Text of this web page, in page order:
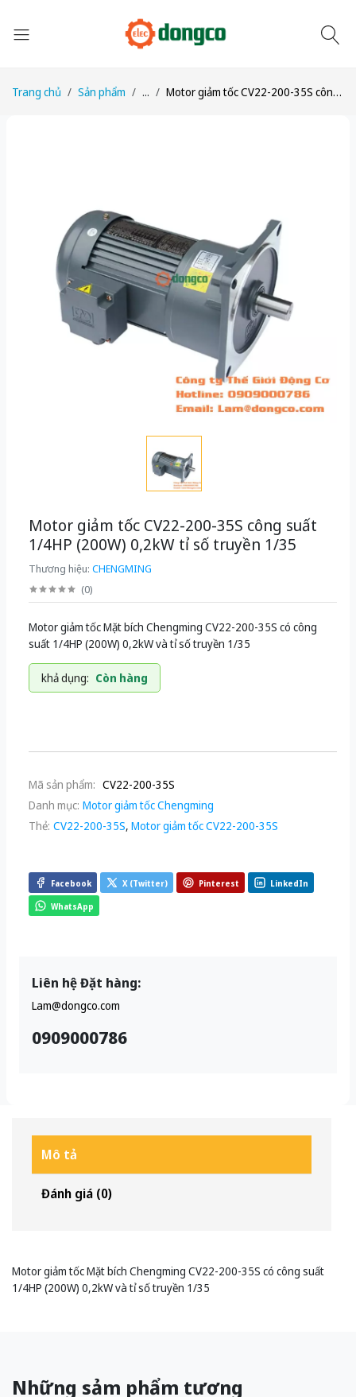
Trang chủ Sản phẩm ... Motor giảm tốc CV22-200-35S công suất 1/4HP (200W) 0,2kW tỉ số truyền 1/35
Motor giảm tốc CV22-200-35S công suất
1/4HP (200W) 0,2kW tỉ số truyền 1/35
Thương hiệu: CHENGMING
(0)
Motor giảm tốc Mặt bích Chengming CV22-200-35S có công
suất 1/4HP (200W) 0,2kW và tỉ số truyền 1/35
khả dụng: Còn hàng
Mã sản phẩm: CV22-200-35S
Danh mục: Motor giảm tốc Chengming
Thẻ: CV22-200-35S, Motor giảm tốc CV22-200-35S
Facebook X (Twitter) Pinterest LinkedIn
WhatsApp
Liên hệ Đặt hàng:
Lam@dongco.com
0909000786
Mô tả
Đánh giá (0)
Motor giảm tốc Mặt bích Chengming CV22-200-35S có công suất
1/4HP (200W) 0,2kW và tỉ số truyền 1/35
Những sảm phẩm tương